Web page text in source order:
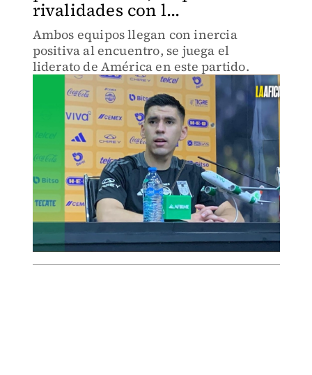
rivalidades con l...
Ambos equipos llegan con inercia
positiva al encuentro, se juega el
liderato de América en este partido.